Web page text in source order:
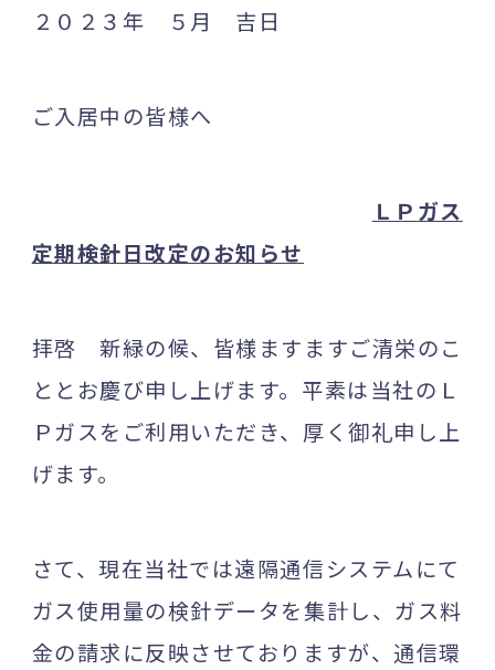
２０２３年 ５月 吉日
ご入居中の皆様へ
ＬＰガス
定期検針日改定のお知らせ
拝啓 新緑の候、皆様ますますご清栄のこ
ととお慶び申し上げます。平素は当社のＬ
Ｐガスをご利用いただき、厚く御礼申し上
げます。
さて、現在当社では遠隔通信システムにて
ガス使用量の検針データを集計し、ガス料
金の請求に反映させておりますが、通信環